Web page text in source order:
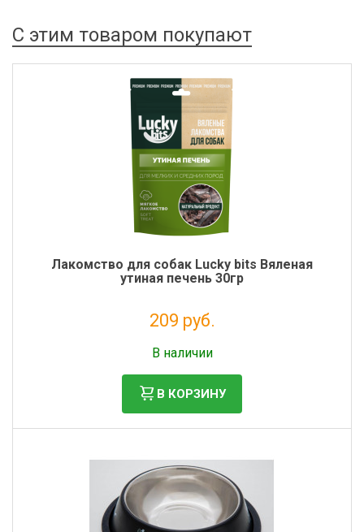
С этим товаром покупают
Лакомство для собак Lucky bits Вяленая
утиная печень 30гр
209 руб.
В наличии
В КОРЗИНУ